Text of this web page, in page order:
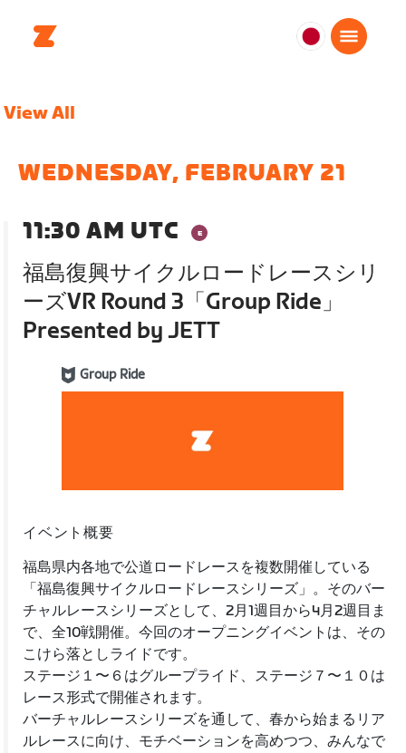
日
View All
WEDNESDAY, FEBRUARY 21
11:30 AM UTC
福島復興サイクルロードレースシリ
ーズVR Round 3「Group Ride」
Presented by JETT
Group Ride
イベント概要
福島県内各地で公道ロードレースを複数開催している
「福島復興サイクルロードレースシリーズ」。そのバー
チャルレースシリーズとして、2月1週目から4月2週目ま
で、全10戦開催。今回のオープニングイベントは、その
こけら落としライドです。
ステージ１〜６はグループライド、ステージ７〜１０は
レース形式で開催されます。
バーチャルレースシリーズを通して、春から始まるリア
ルレースに向け、モチベーションを高めつつ、みんなで